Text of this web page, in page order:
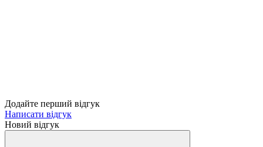
Додайте перший відгук
Написати відгук
Новий відгук